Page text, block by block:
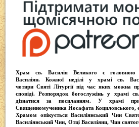
Храм св. Василія Великого є головною
Василіян. Кожної неділі у храмі св.
чотириСвяті Літургії під час яких можна
сповіді.Розпорядок богослужінь у храмі
дізнатися за посиланням. У храмі
Священномученика Йосафата Коциловського,
Храмом опікуєтьсяВасиліянський Чин
Василіянський Чин, Отці Василіяни, Чин